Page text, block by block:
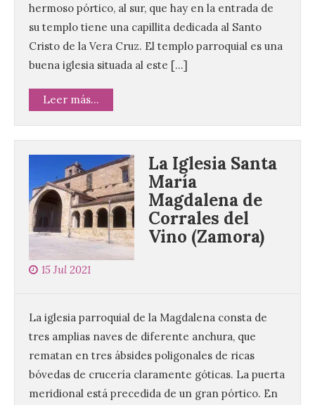
hermoso pórtico, al sur, que hay en la entrada de
su templo tiene una capillita dedicada al Santo
Cristo de la Vera Cruz. El templo parroquial es una
buena iglesia situada al este […]
Leer más...
La Iglesia Santa
María
Magdalena de
Corrales del
Vino (Zamora)
15 Jul 2021
La iglesia parroquial de la Magdalena consta de
tres amplias naves de diferente anchura, que
rematan en tres ábsides poligonales de ricas
bóvedas de crucería claramente góticas. La puerta
meridional está precedida de un gran pórtico. En